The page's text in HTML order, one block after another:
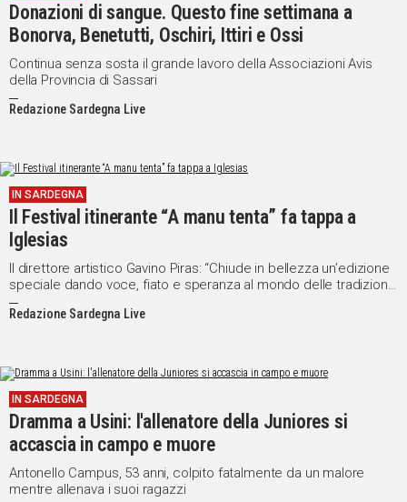
Donazioni di sangue. Questo fine settimana a
Bonorva, Benetutti, Oschiri, Ittiri e Ossi
Continua senza sosta il grande lavoro della Associazioni Avis
della Provincia di Sassari
Redazione Sardegna Live
IN SARDEGNA
Il Festival itinerante “A manu tenta” fa tappa a
Iglesias
Il direttore artistico Gavino Piras: “Chiude in bellezza un’edizione
speciale dando voce, fiato e speranza al mondo delle tradizioni
della Sardegna”
Redazione Sardegna Live
IN SARDEGNA
Dramma a Usini: l'allenatore della Juniores si
accascia in campo e muore
Antonello Campus, 53 anni, colpito fatalmente da un malore
mentre allenava i suoi ragazzi